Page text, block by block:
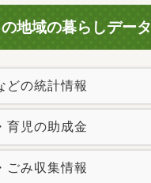
地域の暮らしデータ
どの統計情報
育児の助成金
ごみ収集情報